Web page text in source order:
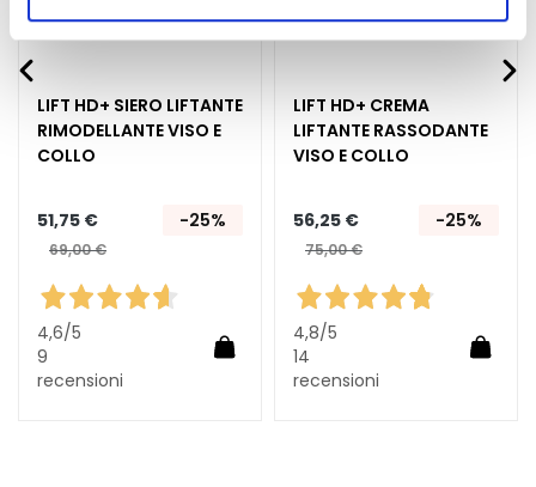
c
c
C
r
e
o
Cal carrello
LIFT HD+ SIERO LIFTANTE
RIMODELLANTE VISO E
COLLO
51,75 €
69,00 €
-25%
4,6/5
9
recensioni
Aggiungi al carrello
LIFT HD+ CREMA
LIFTANTE RASSODANTE
VISO E COLLO
56,25 €
75,00 €
-25%
4,8/5
14
recensioni